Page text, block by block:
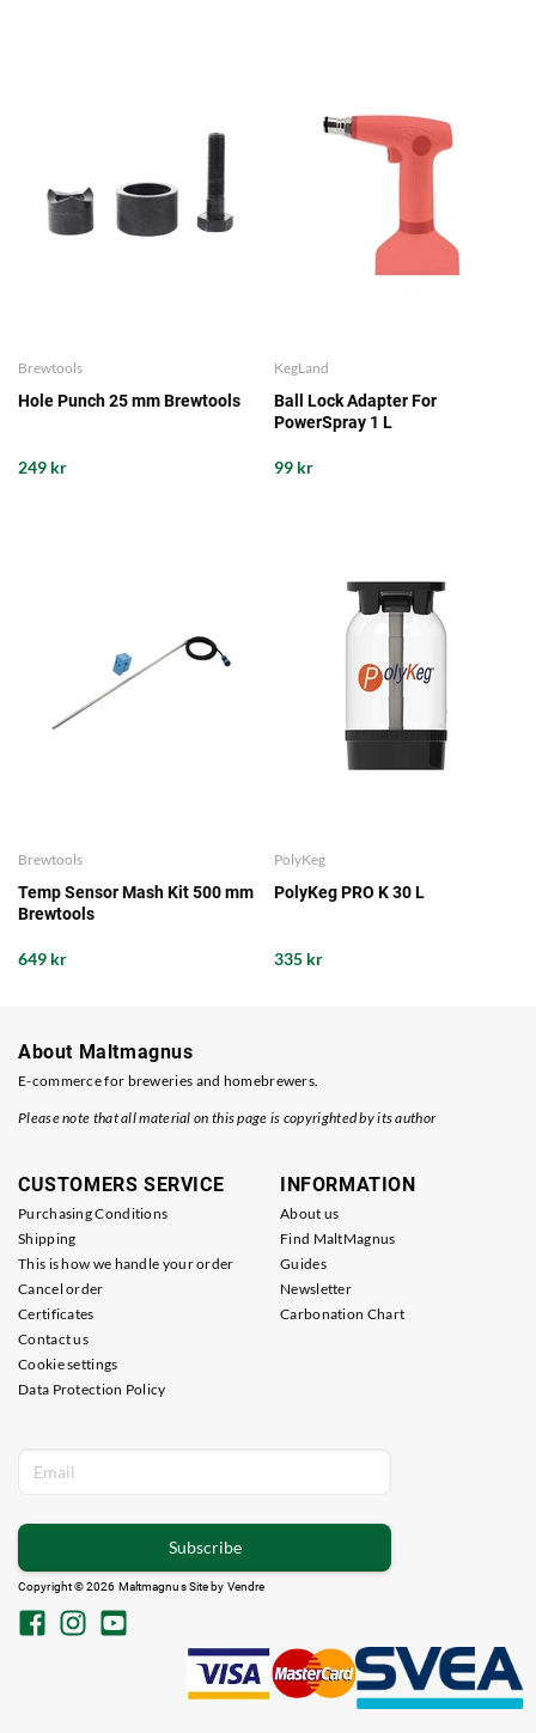
Brewtools
Hole Punch 25 mm Brewtools
249 kr
KegLand
Ball Lock Adapter For
PowerSpray 1 L
99 kr
Brewtools
Temp Sensor Mash Kit 500 mm
Brewtools
649 kr
PolyKeg
PolyKeg PRO K 30 L
335 kr
About Maltmagnus
E-commerce for breweries and homebrewers.
Please note that all material on this page is copyrighted by its author
CUSTOMERS SERVICE
Purchasing Conditions
Shipping
This is how we handle your order
Cancel order
Certificates
Contact us
Cookie settings
Data Protection Policy
INFORMATION
About us
Find MaltMagnus
Guides
Newsletter
Carbonation Chart
Subscribe
Copyright © 2026 Maltmagnus Site by Vendre